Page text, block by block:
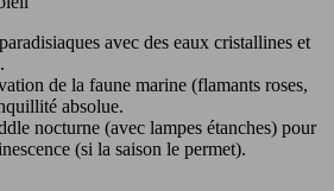
avec des eaux cristallines et
de la faune marine (flamants roses,
absolue.
nocturne (avec lampes étanches) pour
(si la saison le permet).